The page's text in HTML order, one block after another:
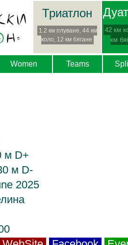
Триатлон
1.2 км плуване, 44 км
коло, 12 км бягане
42 км
км
Women Teams
м D+
м D-
2025